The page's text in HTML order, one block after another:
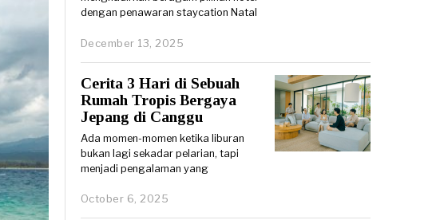
dengan penawaran staycation Natal
December 13, 2025
Cerita 3 Hari di Sebuah
Rumah Tropis Bergaya
Jepang di Canggu
Ada momen-momen ketika liburan
bukan lagi sekadar pelarian, tapi
menjadi pengalaman yang
October 6, 2025